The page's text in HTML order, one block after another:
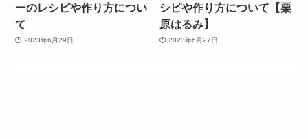
ーのレシピや作り方につい
て
2023年6月29日
シピや作り方について【栗
原はるみ】
2023年6月27日